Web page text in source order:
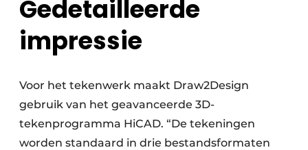
Gedetailleerde
impressie
Voor het tekenwerk maakt Draw2Design
gebruik van het geavanceerde 3D-
tekenprogramma HiCAD. “De tekeningen
worden standaard in drie bestandsformaten